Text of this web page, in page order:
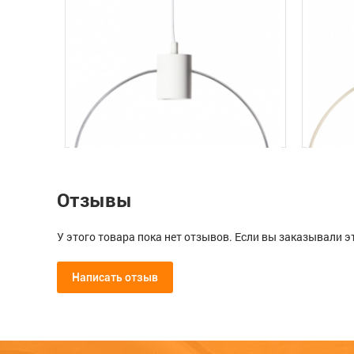
Диаметр, мм
Светильник-подвес FOREVER, выс/
Отзывы
У этого товара пока нет отзывов. Если вы заказывали
Написать отзыв